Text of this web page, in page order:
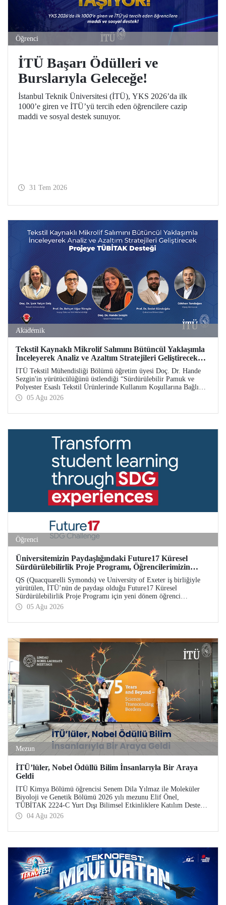
Öğrenci
İTÜ Başarı Ödülleri ve
Burslarıyla Geleceğe!
İstanbul Teknik Üniversitesi (İTÜ), YKS 2026’da ilk
1000’e giren ve İTÜ’yü tercih eden öğrencilere cazip
maddi ve sosyal destek sunuyor.
31 Tem 2026
Akademik
Tekstil Kaynaklı Mikrolif Salımını Bütüncül Yaklaşımla
İnceleyerek Analiz ve Azaltım Stratejileri Geliştirecek
Projeye TÜBİTAK Desteği
İTÜ Tekstil Mühendisliği Bölümü öğretim üyesi Doç. Dr. Hande
Sezgin'in yürütücülüğünü üstlendiği “Sürdürülebilir Pamuk ve
Polyester Esaslı Tekstil Ürünlerinde Kullanım Koşullarına Bağlı
Mikrolif Salımı: Aşınma, UV Maruziyeti ve Yıkama Döngülerinin
Bütünsel Analizi ve Azaltım Stratejilerinin Geliştirilmesi” başlıklı
05 Ağu 2026
Öğrenci
Üniversitemizin Paydaşlığındaki Future17 Küresel
Sürdürülebilirlik Proje Programı, Öğrencilerimizin
Başvurularını Bekliyor
QS (Quacquarelli Symonds) ve University of Exeter iş birliğiyle
yürütülen, İTÜ’nün de paydaşı olduğu Future17 Küresel
Sürdürülebilirlik Proje Programı için yeni dönem öğrenci
başvuruları açıldı. Başvurular için son gün 31 Ağustos!
05 Ağu 2026
Mezun
İTÜ’lüler, Nobel Ödüllü Bilim İnsanlarıyla Bir Araya
Geldi
İTÜ Kimya Bölümü öğrencisi Senem Dila Yılmaz ile Moleküler
Biyoloji ve Genetik Bölümü 2026 yılı mezunu Elif Önel,
TÜBİTAK 2224-C Yurt Dışı Bilimsel Etkinliklere Katılım Desteği
kapsamında 75’inci Lindau Nobel Ödüllü Bilim İnsanları
Toplantısı’na katıldı.
04 Ağu 2026